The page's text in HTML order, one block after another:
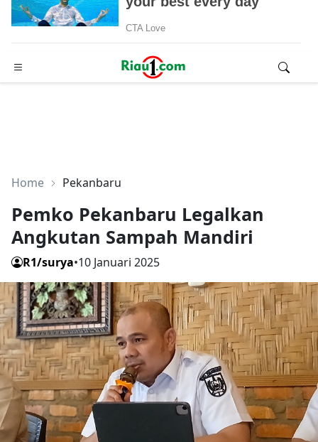
Home Pekanbaru
Pemko Pekanbaru Legalkan
Angkutan Sampah Mandiri
R1/surya•10 Januari 2025